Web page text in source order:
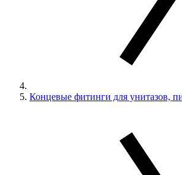
Концевые фитинги для унитазов,